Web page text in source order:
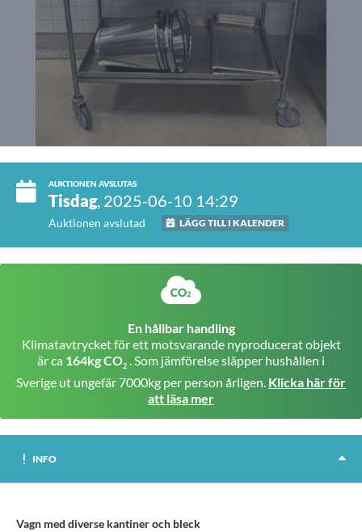
AUKTIONEN AVSLUTAS
Tisdag, 2025-06-10 14:29
Auktionen avslutad LÄGG TILL I KALENDER
En hållbar handling
Klimatavtrycket för ett motsvarande nyproducerat objekt
är ca 164kg CO2 . Som jämförelse släpper hushållen i
Sverige ut ungefär 7000kg per person årligen. Klicka här för
att läsa mer
INFO
Vagn med diverse kantiner och bleck